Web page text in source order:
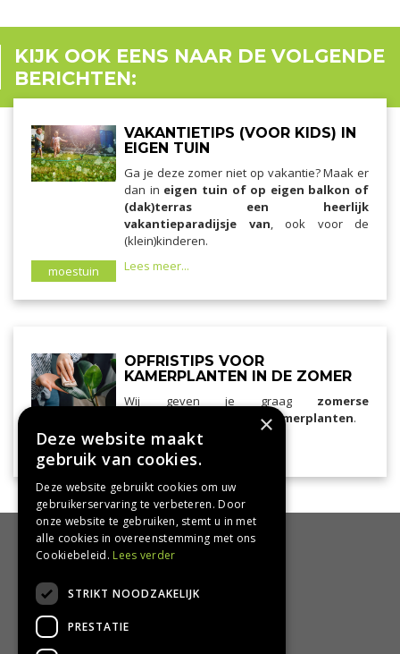
KIJK OOK EENS NAAR DE VOLGENDE
BERICHTEN:
moestuin
VAKANTIETIPS (VOOR KIDS) IN
EIGEN TUIN
Ga je deze zomer niet op vakantie? Maak er
dan in eigen tuin of op eigen balkon of
(dak)terras een heerlijk
vakantieparadijsje van, ook voor de
(klein)kinderen.
Lees meer...
kamerplanten
OPFRISTIPS VOOR
KAMERPLANTEN IN DE ZOMER
Wij geven je graag zomerse
verzorgingstips voor je kamerplanten.
Lees meer...
HANDIG
Bezorgen en afhalen
Retourbeleid
Algemene voorwaarden
Privacy Policy
×
Deze website maakt
gebruik van cookies.
Deze website gebruikt cookies om uw
gebruikerservaring te verbeteren. Door
onze website te gebruiken, stemt u in met
alle cookies in overeenstemming met ons
Cookiebeleid. Lees verder
STRIKT NOODZAKELIJK
PRESTATIE